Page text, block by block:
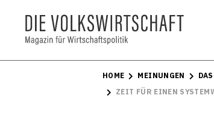
HOME MEINUNGEN
ZEIT FÜR EINEN